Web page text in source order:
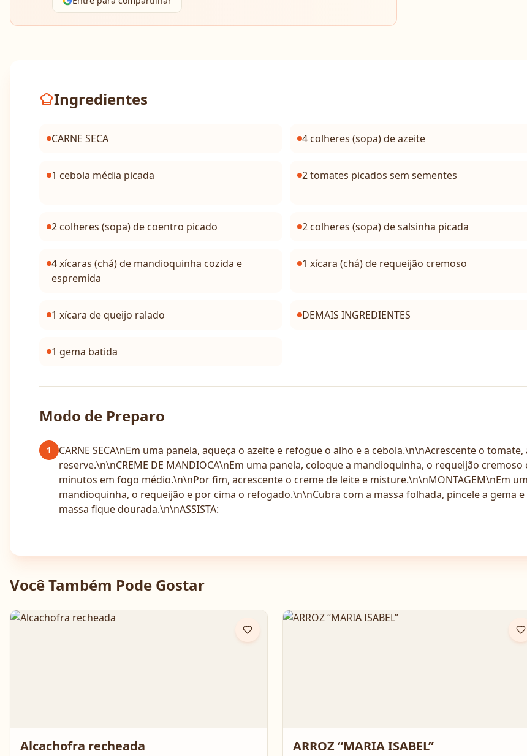
Ingredientes
CARNE SECA 4 colheres (sopa) de azeite
1 cebola média picada 2 tomates picados sem sementes
2 colheres (sopa) de coentro picado 2 colheres (sopa) de salsinha picada
4 xícaras (chá) de mandioquinha cozida e
espremida
1 xícara (chá) de requeijão cremoso
1 xícara de queijo ralado DEMAIS INGREDIENTES
1 gema batida
Modo de Preparo
1
CARNE SECA\nEm uma panela, aqueça o azeite e refogue o alho e a cebola.\n\nAcrescente o
reserve.\n\nCREME DE MANDIOCA\nEm uma panela, coloque a mandioquinha, o requeijão
minutos em fogo médio.\n\nPor fim, acrescente o creme de leite e misture.\n\nMONTAGEM\nEm
mandioquinha, o requeijão e por cima o refogado.\n\nCubra com a massa folhada, pincele a gema
massa fique dourada.\n\nASSISTA:
Você Também Pode Gostar
Alcachofra recheada ARROZ “MARIA ISABEL”